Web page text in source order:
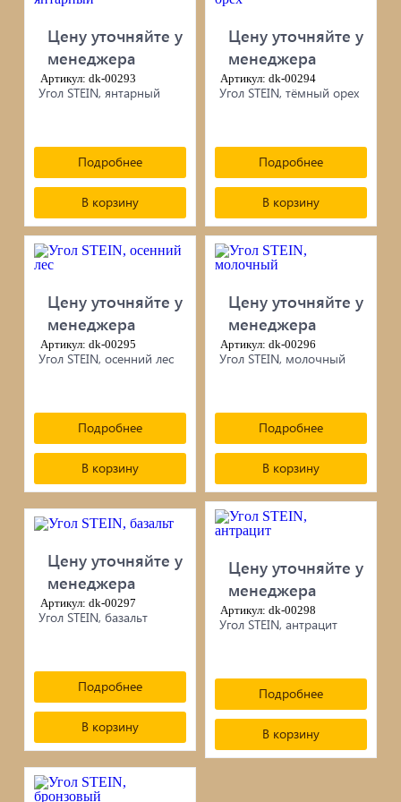
Элементы ковки
Лакокрасочные материалы
Ручной инструмент
Метизы
Пропитки для дерева
Печи для бани, отопления,
Брусчатка/Тротуарная плитка
Купели и бассейны из полипропилена
Облицовочная плитка
Мангалы
Септики ТОПАС
Цену уточняйте у
менеджера
Артикул: dk-00293
Угол STEIN, янтарный
Подробнее
В корзину
Цену уточняйте у
менеджера
Артикул: dk-00294
Угол STEIN, тёмный орех
Подробнее
В корзину
Цену уточняйте у
менеджера
Артикул: dk-00295
Угол STEIN, осенний лес
Подробнее
В корзину
Цену уточняйте у
менеджера
Артикул: dk-00296
Угол STEIN, молочный
Подробнее
В корзину
Цену уточняйте у
менеджера
Артикул: dk-00297
Угол STEIN, базальт
Подробнее
В корзину
Цену уточняйте у
менеджера
Артикул: dk-00298
Угол STEIN, антрацит
Подробнее
В корзину